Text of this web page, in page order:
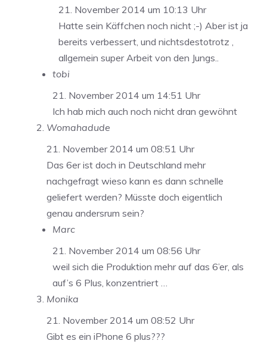
21. November 2014 um 10:13 Uhr
Hatte sein Käffchen noch nicht ;-) Aber ist ja
bereits verbessert, und nichtsdestotrotz ,
allgemein super Arbeit von den Jungs..
tobi
21. November 2014 um 14:51 Uhr
Ich hab mich auch noch nicht dran gewöhnt
Womahadude
21. November 2014 um 08:51 Uhr
Das 6er ist doch in Deutschland mehr
nachgefragt wieso kann es dann schnelle
geliefert werden? Müsste doch eigentlich
genau andersrum sein?
Marc
21. November 2014 um 08:56 Uhr
weil sich die Produktion mehr auf das 6’er, als
auf’s 6 Plus, konzentriert …
Monika
21. November 2014 um 08:52 Uhr
Gibt es ein iPhone 6 plus???